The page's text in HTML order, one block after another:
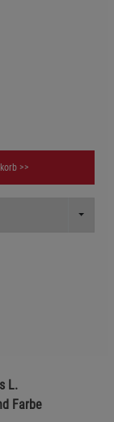
>>
Toggle
L.
Farbe